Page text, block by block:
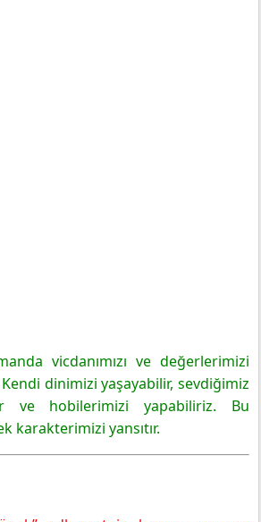
vicdanımızı ve değerlerimizi
Kendi dinimizi yaşayabilir, sevdiğimiz
ve hobilerimizi yapabiliriz. Bu
karakterimizi yansıtır.